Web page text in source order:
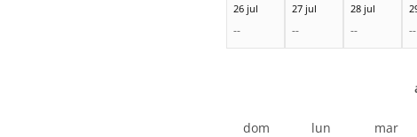
26 jul
--
27 jul
--
28 jul
-- --
dom lun mar